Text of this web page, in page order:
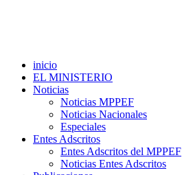
inicio
EL MINISTERIO
Noticias
Noticias MPPEF
Noticias Nacionales
Especiales
Entes Adscritos
Entes Adscritos del MPPEF
Noticias Entes Adscritos